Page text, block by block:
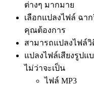
ต่างๆ มากมาย
เลือกแปลงไฟล์ ฉา
คุณต้องการ
สามารถแปลงไฟล์
แปลงไฟล์เสียงรูปแ
ไม่ว่าจะเป็น
ไฟล์ MP3